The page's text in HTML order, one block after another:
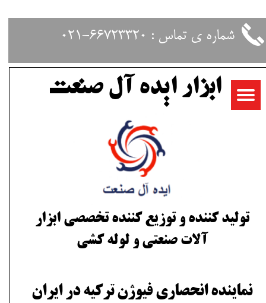
شماره ی تماس : 66723320-021
ابزار ایده آل صنعت
تولید کننده و توزیع کننده تخصصی ابزار
آلات صنعتی و لوله کشی
​نماینده انحصاری فیوژن ترکیه در ایران
حساب کاربری من
تغییر گذر واژه
سفارشات
خروج از حساب کاربری